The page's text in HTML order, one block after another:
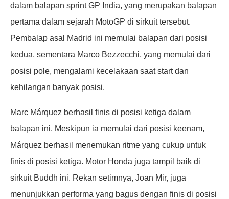
dalam balapan sprint GP India, yang merupakan balapan
pertama dalam sejarah MotoGP di sirkuit tersebut.
Pembalap asal Madrid ini memulai balapan dari posisi
kedua, sementara Marco Bezzecchi, yang memulai dari
posisi pole, mengalami kecelakaan saat start dan
kehilangan banyak posisi.
Marc Márquez berhasil finis di posisi ketiga dalam
balapan ini. Meskipun ia memulai dari posisi keenam,
Márquez berhasil menemukan ritme yang cukup untuk
finis di posisi ketiga. Motor Honda juga tampil baik di
sirkuit Buddh ini. Rekan setimnya, Joan Mir, juga
menunjukkan performa yang bagus dengan finis di posisi